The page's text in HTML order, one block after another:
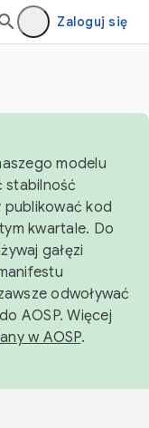
Zaloguj się
modelu
stabilność
publikować kod
kwartale. Do
gałęzi
odwoływać
AOSP. Więcej
w AOSP.